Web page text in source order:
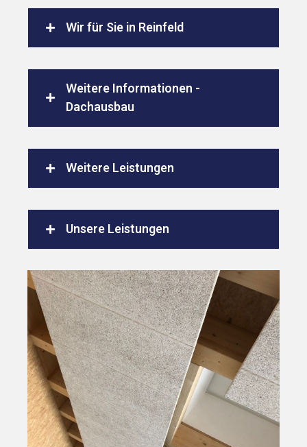
Wir für Sie in Reinfeld
Weitere Informationen -
Dachausbau
Weitere Leistungen
Unsere Leistungen